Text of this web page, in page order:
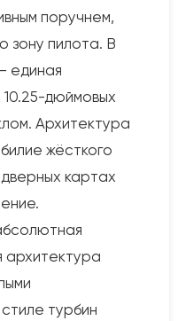
поручнем,
зону пилота. В
единая
10.25-дюймовых
Архитектура
жёсткого
картах
архитектура
турбин